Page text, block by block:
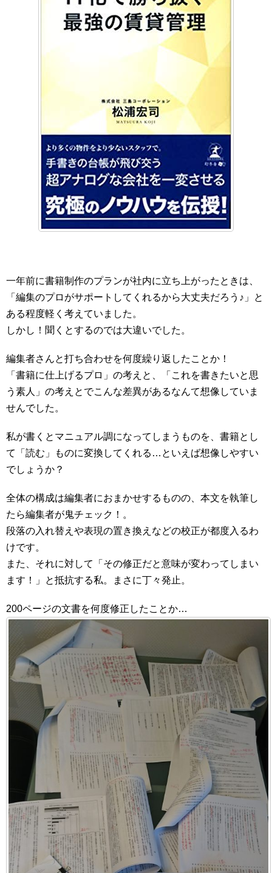
一年前に書籍制作のプランが社内に立ち上がったときは、
「編集のプロがサポートしてくれるから大丈夫だろう♪」と
ある程度軽く考えていました。
しかし！聞くとするのでは大違いでした。
編集者さんと打ち合わせを何度繰り返したことか！
「書籍に仕上げるプロ」の考えと、「これを書きたいと思
う素人」の考えとでこんな差異があるなんて想像していま
せんでした。
私が書くとマニュアル調になってしまうものを、書籍とし
て「読む」ものに変換してくれる…といえば想像しやすい
でしょうか？
全体の構成は編集者におまかせするものの、本文を執筆し
たら編集者が鬼チェック！。
段落の入れ替えや表現の置き換えなどの校正が都度入るわ
けです。
また、それに対して「その修正だと意味が変わってしまい
ます！」と抵抗する私。まさに丁々発止。
200ページの文書を何度修正したことか…